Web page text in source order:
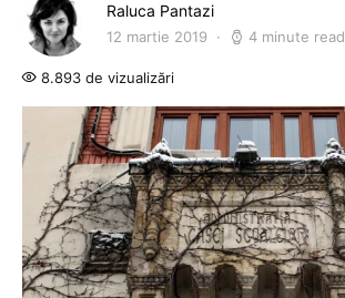
Raluca Pantazi
12 martie 2019 4 minute read
8.893 de vizualizări